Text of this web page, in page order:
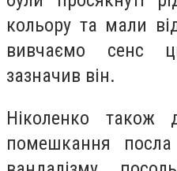
кольору та мали
вивчаємо сенс
зазначив він.
Ніколенко
помешкання